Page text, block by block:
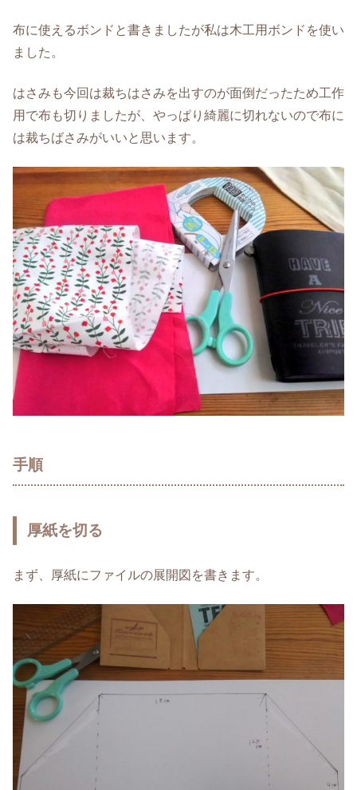
布に使えるボンドと書きましたが私は木工用ボンドを使い
ました。
はさみも今回は裁ちはさみを出すのが面倒だったため工作
用で布も切りましたが、やっぱり綺麗に切れないので布に
は裁ちばさみがいいと思います。
手順
厚紙を切る
まず、厚紙にファイルの展開図を書きます。